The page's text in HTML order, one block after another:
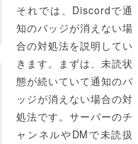
それでは、Discordで通
知のバッジが消えない場
合の対処法を説明してい
きます。まずは、未読状
態が続いていて通知のバ
ッジが消えない場合の対
処法です。サーバーのチ
ャンネルやDMで未読扱